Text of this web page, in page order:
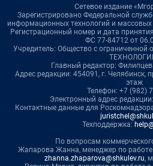
Сетевое издание
Зарегистрировано Федеральной
информационных технологий и
Регистрационный номер и дата
ФС 77-84712 от
Учредитель: Общество с
Главный редактор:
Адрес редакции: 454091, г. Челябинск,
этаж
Телефон: +7 (982)
Электронный адрес редакции:
Контактные данные для
Техподдержка:
По вопросам
Жапарова Жанна, менеджер по
zhanna.zhaparova@shkulev.ru,